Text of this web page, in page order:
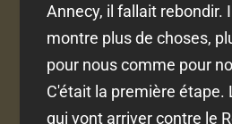
Annecy, il fallait rebondir.
montre plus de choses,
pour nous comme pour
C'était la première étape.
qui vont arriver contre le